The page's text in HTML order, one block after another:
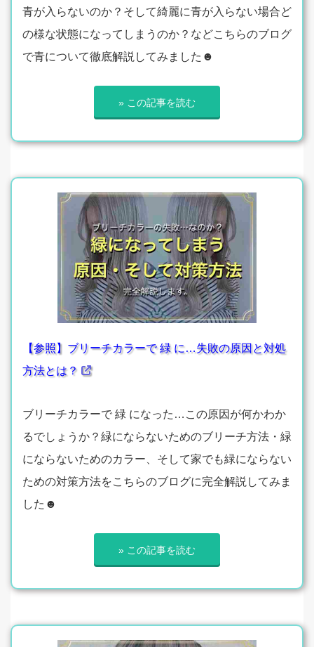
青が入らないのか？そして綺麗に青が入らない場合ど
の様な状態になってしまうのか？などこちらのブログ
で青について徹底解説してみました☻
» この記事を読む
【参照】ブリーチカラーで 緑 に…失敗の原因と対処
方法とは？
ブリーチカラーで 緑 になった…この原因が何かわか
るでしょうか？緑にならないためのブリーチ方法・緑
にならないためのカラー、そして家でも緑にならない
ための対策方法をこちらのブログに完全解説してみま
した☻
» この記事を読む